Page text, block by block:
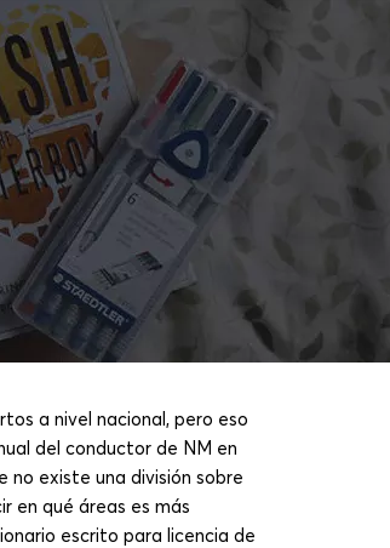
a nivel nacional, pero eso
del conductor de NM en
existe una división sobre
en qué áreas es más
escrito para licencia de